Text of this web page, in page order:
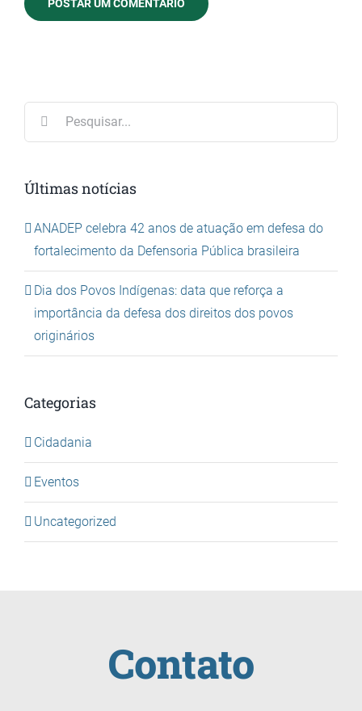
Últimas notícias
ANADEP celebra 42 anos de atuação em defesa do
fortalecimento da Defensoria Pública brasileira
Dia dos Povos Indígenas: data que reforça a
importância da defesa dos direitos dos povos
originários
Categorias
Cidadania
Eventos
Uncategorized
Contato